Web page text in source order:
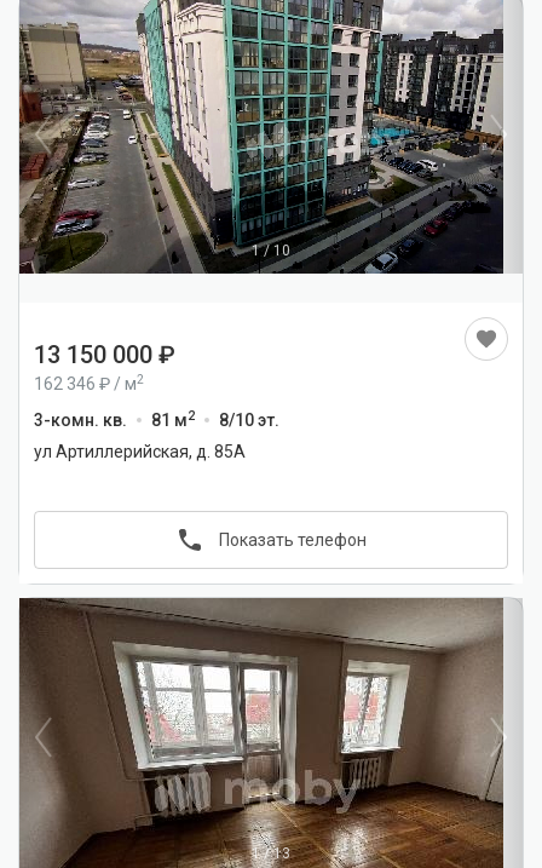
1/ 10
13 150 000
162 346 / м2
3-комн. кв. 81 м2
8/10 эт.
ул Артиллерийская, д. 85А
Показать телефон
1/13